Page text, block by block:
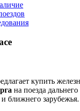
купить
на поезда
ближнего зарубежья.